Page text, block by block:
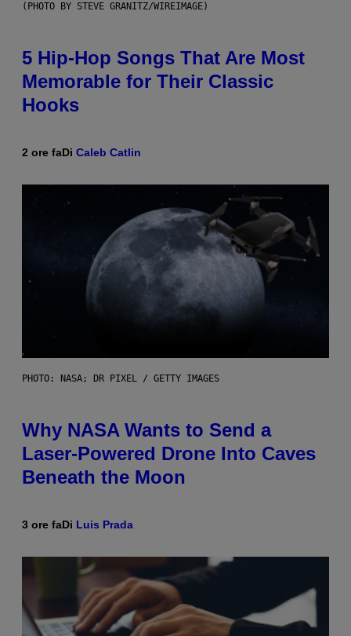
(PHOTO BY STEVE GRANITZ/WIREIMAGE)
5 Hip-Hop Songs That Are Most
Memorable for Their Classic
Hooks
2 ore faDi Caleb Catlin
PHOTO: NASA; DR PIXEL / GETTY IMAGES
Why NASA Wants to Send a
Laser-Powered Drone Into Caves
Beneath the Moon
3 ore faDi Luis Prada